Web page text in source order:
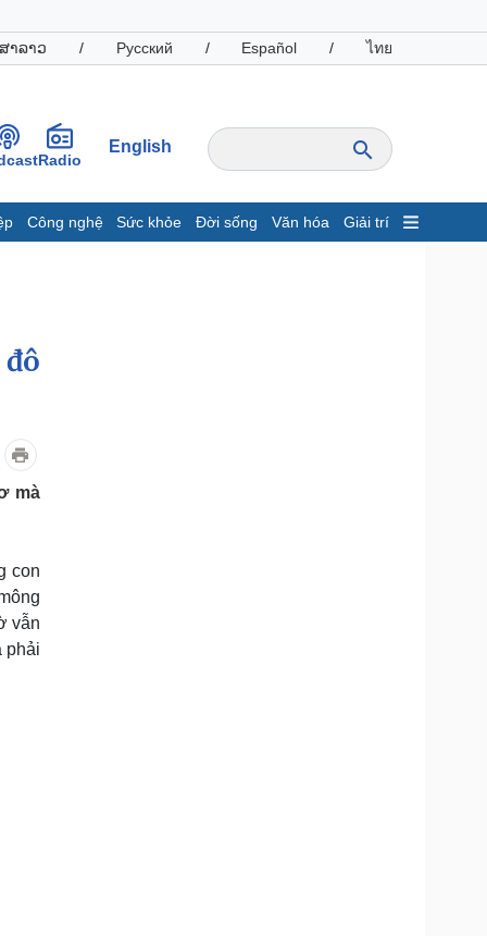
າລາວ / Русский / Español / ไทย
Radio
English
Công nghệ Sức khỏe Đời sống Văn hóa Giải trí
nghiệp
Thông tin doanh nghiệp
nghiệp 24h
lịch
vấn
Tour
mà
con
vẫn
phải